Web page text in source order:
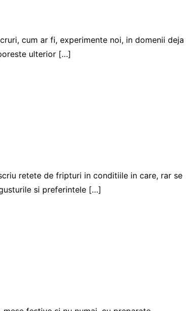
cum ar fi, experimente noi, in domenii deja
ulterior […]
retete de fripturi in conditiile in care, rar se
si preferintele […]